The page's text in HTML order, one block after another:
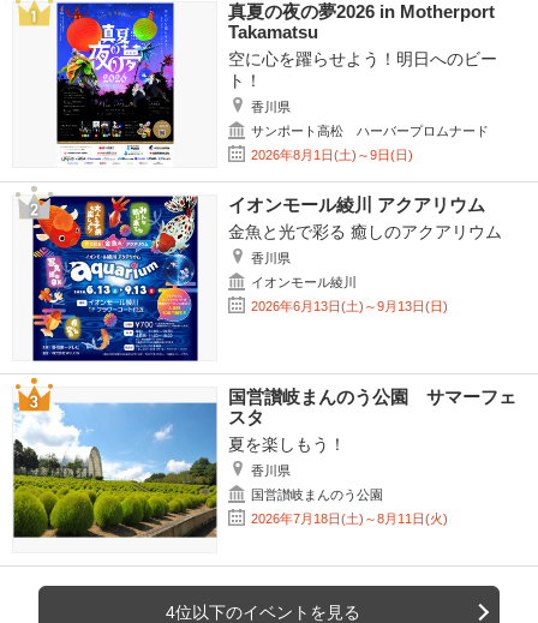
真夏の夜の夢2026 in Motherport
Takamatsu
空に心を躍らせよう！明日へのビー
ト！
香川県
サンポート高松 ハーバープロムナード
2026年8月1日(土)～9日(日)
イオンモール綾川 アクアリウム
金魚と光で彩る 癒しのアクアリウム
香川県
イオンモール綾川
2026年6月13日(土)～9月13日(日)
国営讃岐まんのう公園 サマーフェ
スタ
夏を楽しもう！
香川県
国営讃岐まんのう公園
2026年7月18日(土)～8月11日(火)
4位以下のイベントを見る